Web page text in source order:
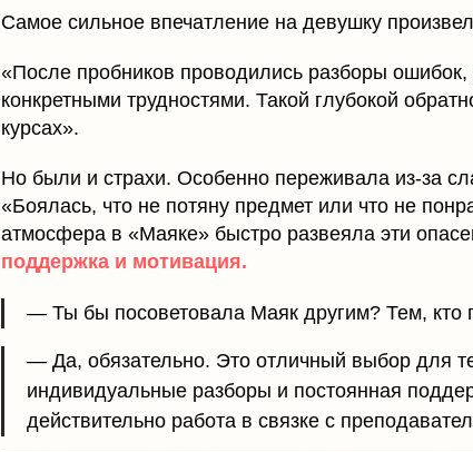
Самое сильное впечатление на девушку
«После пробников проводились разборы
конкретными трудностями. Такой глубокой
курсах».
Но были и страхи. Особенно переживала из-за
«Боялась, что не потяну предмет или что не
атмосфера в «Маяке» быстро развеяла эти
поддержка и мотивация.
— Ты бы посоветовала Маяк другим? Тем, кто
— Да, обязательно. Это отличный выбор для
индивидуальные разборы и постоянная
действительно работа в связке с